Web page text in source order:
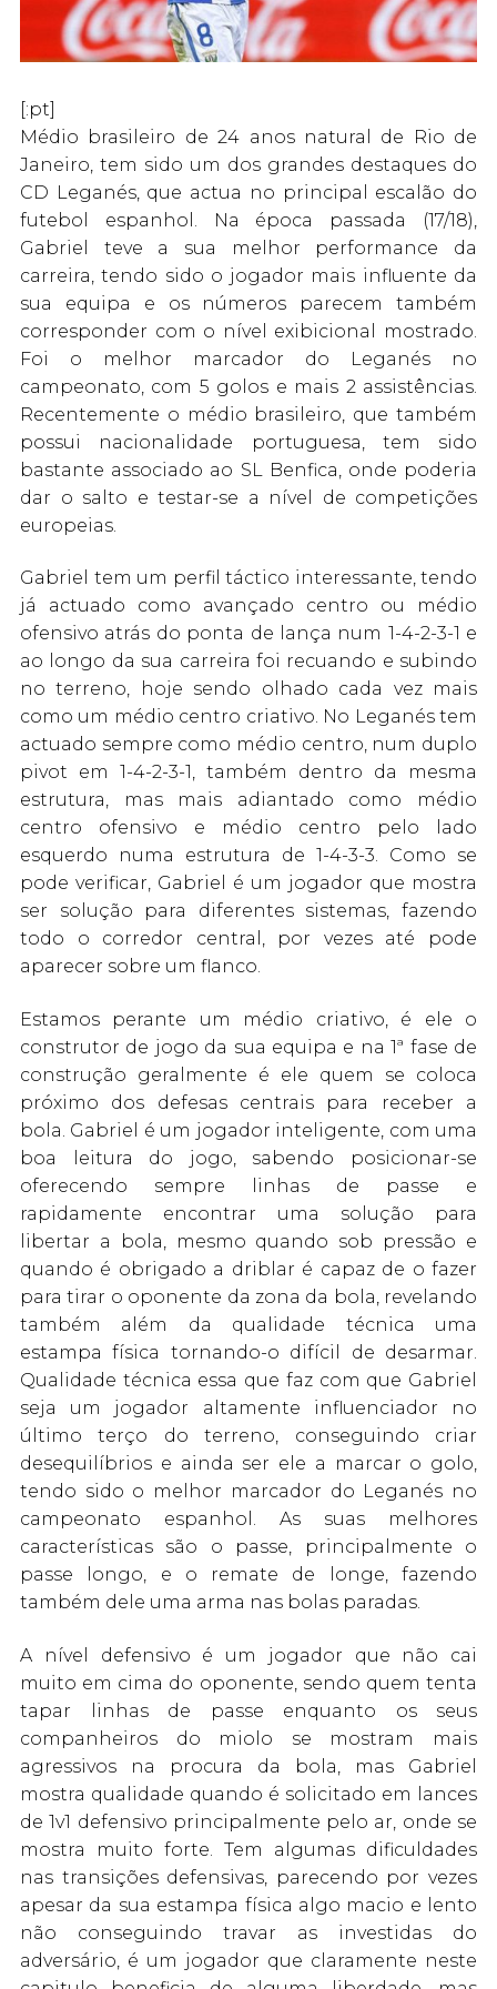
[:pt]
Médio brasileiro de 24 anos natural de Rio de
Janeiro, tem sido um dos grandes destaques do
CD Leganés, que actua no principal escalão do
futebol espanhol. Na época passada (17/18),
Gabriel teve a sua melhor performance da
carreira, tendo sido o jogador mais influente da
sua equipa e os números parecem também
corresponder com o nível exibicional mostrado.
Foi o melhor marcador do Leganés no
campeonato, com 5 golos e mais 2 assistências.
Recentemente o médio brasileiro, que também
possui nacionalidade portuguesa, tem sido
bastante associado ao SL Benfica, onde poderia
dar o salto e testar-se a nível de competições
europeias.
Gabriel tem um perfil táctico interessante, tendo
já actuado como avançado centro ou médio
ofensivo atrás do ponta de lança num 1-4-2-3-1 e
ao longo da sua carreira foi recuando e subindo
no terreno, hoje sendo olhado cada vez mais
como um médio centro criativo. No Leganés tem
actuado sempre como médio centro, num duplo
pivot em 1-4-2-3-1, também dentro da mesma
estrutura, mas mais adiantado como médio
centro ofensivo e médio centro pelo lado
esquerdo numa estrutura de 1-4-3-3. Como se
pode verificar, Gabriel é um jogador que mostra
ser solução para diferentes sistemas, fazendo
todo o corredor central, por vezes até pode
aparecer sobre um flanco.
Estamos perante um médio criativo, é ele o
construtor de jogo da sua equipa e na 1ª fase de
construção geralmente é ele quem se coloca
próximo dos defesas centrais para receber a
bola. Gabriel é um jogador inteligente, com uma
boa leitura do jogo, sabendo posicionar-se
oferecendo sempre linhas de passe e
rapidamente encontrar uma solução para
libertar a bola, mesmo quando sob pressão e
quando é obrigado a driblar é capaz de o fazer
para tirar o oponente da zona da bola, revelando
também além da qualidade técnica uma
estampa física tornando-o difícil de desarmar.
Qualidade técnica essa que faz com que Gabriel
seja um jogador altamente influenciador no
último terço do terreno, conseguindo criar
desequilíbrios e ainda ser ele a marcar o golo,
tendo sido o melhor marcador do Leganés no
campeonato espanhol. As suas melhores
características são o passe, principalmente o
passe longo, e o remate de longe, fazendo
também dele uma arma nas bolas paradas.
A nível defensivo é um jogador que não cai
muito em cima do oponente, sendo quem tenta
tapar linhas de passe enquanto os seus
companheiros do miolo se mostram mais
agressivos na procura da bola, mas Gabriel
mostra qualidade quando é solicitado em lances
de 1v1 defensivo principalmente pelo ar, onde se
mostra muito forte. Tem algumas dificuldades
nas transições defensivas, parecendo por vezes
apesar da sua estampa física algo macio e lento
não conseguindo travar as investidas do
adversário, é um jogador que claramente neste